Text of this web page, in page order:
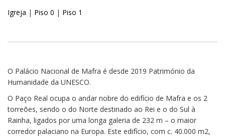
Igreja | Piso 0 | Piso 1
O Palácio Nacional de Mafra é desde 2019 Património da
Humanidade da UNESCO.
O Paço Real ocupa o andar nobre do edifício de Mafra e os 2
torreões, sendo o do Norte destinado ao Rei e o do Sul à
Rainha, ligados por uma longa galeria de 232 m – o maior
corredor palaciano na Europa. Este edifício, com c. 40.000 m2,